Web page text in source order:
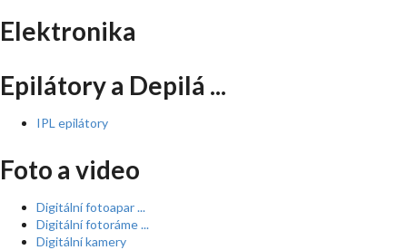
Elektronika
Epilátory a Depilá ...
IPL epilátory
Foto a video
Digitální fotoapar ...
Digitální fotoráme ...
Digitální kamery